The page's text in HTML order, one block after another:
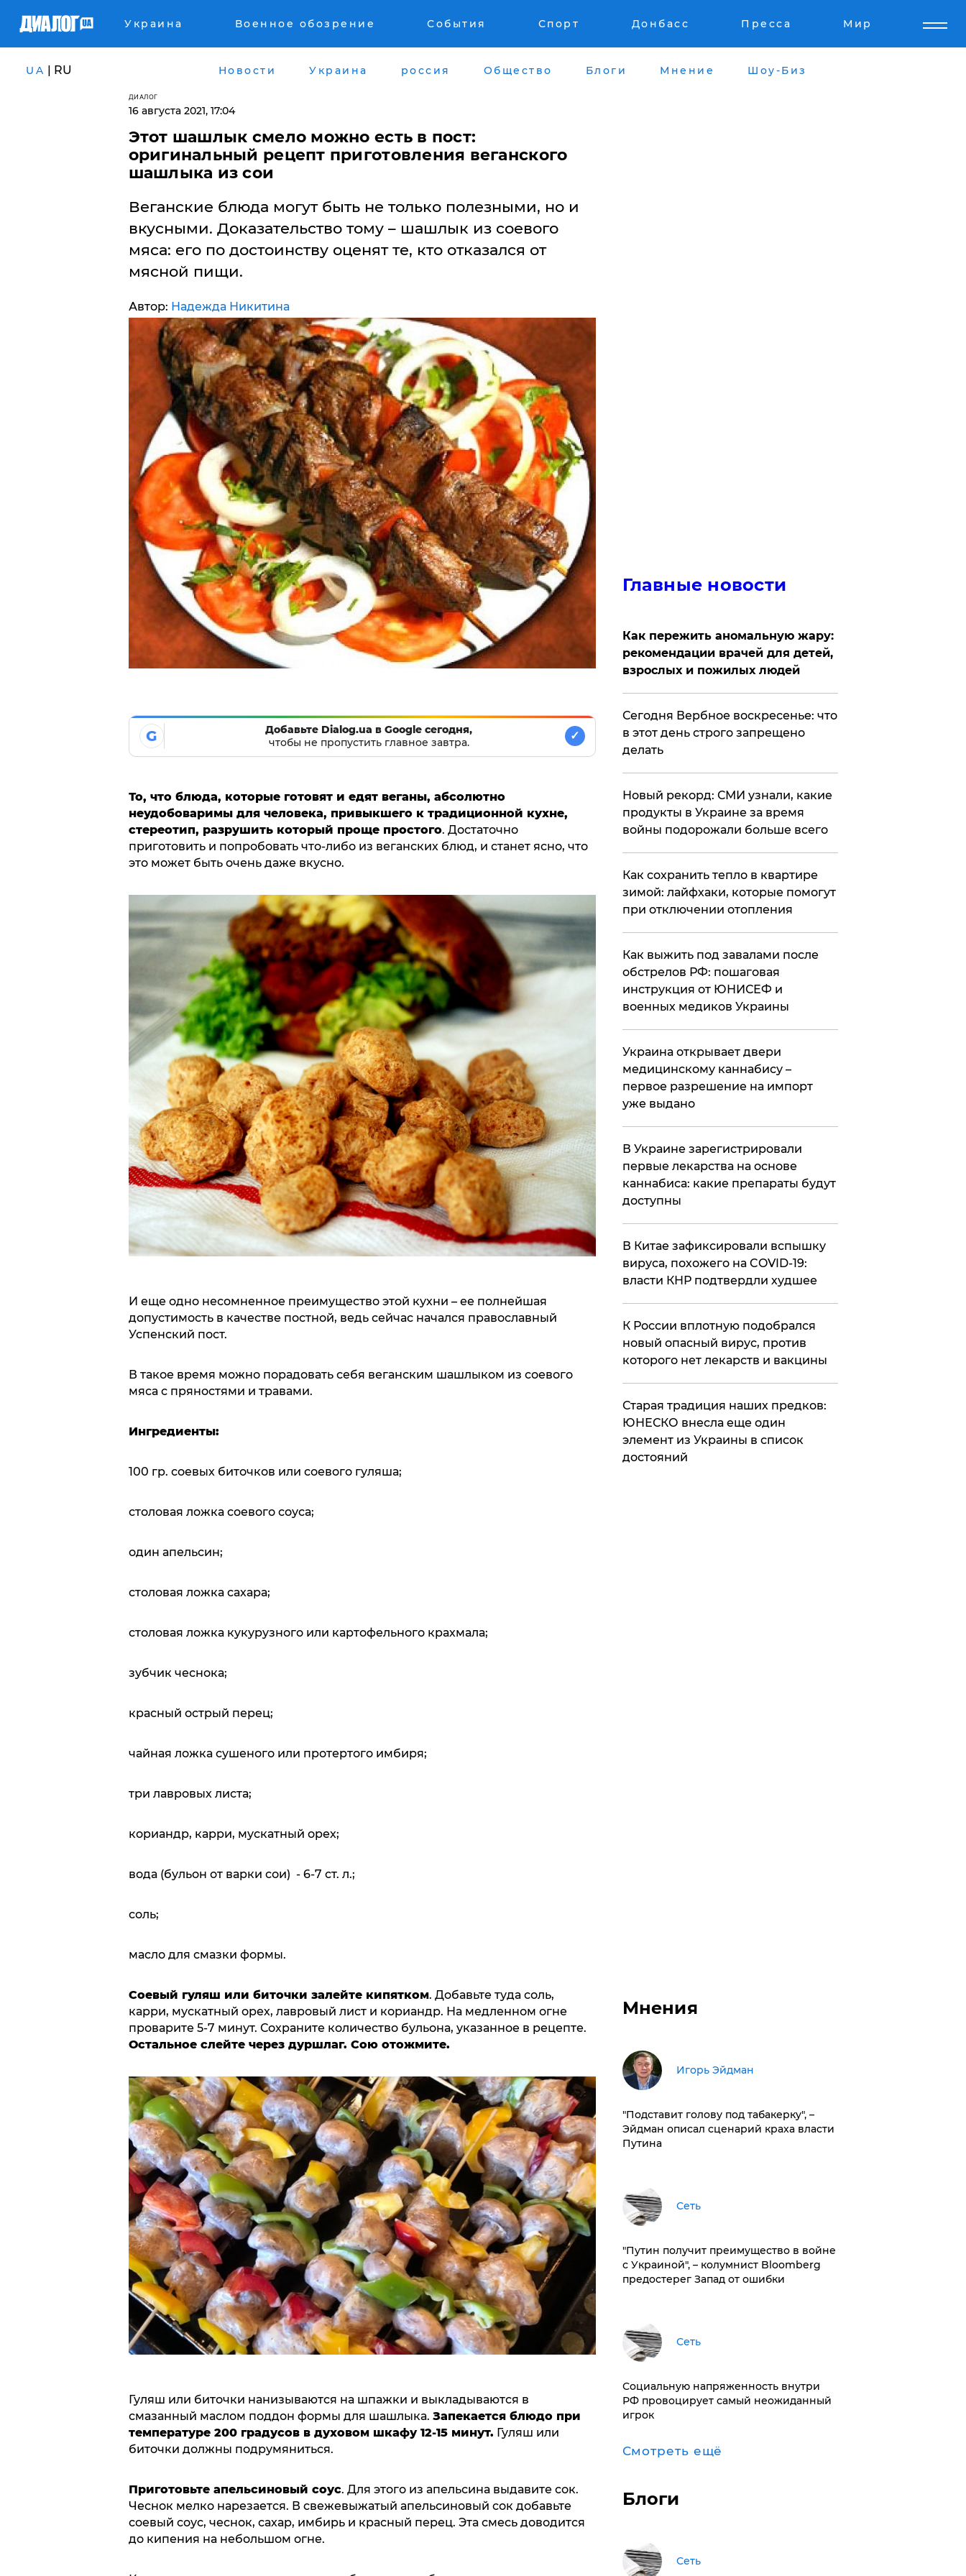
Украина Военное обозрение События Спорт Донбасс Пресса Мир
UA | RU Новости Украина россия Общество Блоги Мнение Шоу-Биз
ДИАЛОГ
16 августа 2021, 17:04
Этот шашлык смело можно есть в пост:
оригинальный рецепт приготовления веганского
шашлыка из сои
Веганские блюда могут быть не только полезными, но и
вкусными. Доказательство тому – шашлык из соевого
мяса: его по достоинству оценят те, кто отказался от
мясной пищи.
Автор: Надежда Никитина
G
Добавьте Dialog.ua в Google сегодня,
чтобы не пропустить главное завтра.
✓
То, что блюда, которые готовят и едят веганы, абсолютно
неудобоваримы для человека, привыкшего к традиционной кухне,
стереотип, разрушить который проще простого. Достаточно
приготовить и попробовать что-либо из веганских блюд, и станет ясно, что
это может быть очень даже вкусно.
И еще одно несомненное преимущество этой кухни – ее полнейшая
допустимость в качестве постной, ведь сейчас начался православный
Успенский пост.
В такое время можно порадовать себя веганским шашлыком из соевого
мяса с пряностями и травами.
Ингредиенты:
100 гр. соевых биточков или соевого гуляша;
столовая ложка соевого соуса;
один апельсин;
столовая ложка сахара;
столовая ложка кукурузного или картофельного крахмала;
зубчик чеснока;
красный острый перец;
чайная ложка сушеного или протертого имбиря;
три лавровых листа;
кориандр, карри, мускатный орех;
вода (бульон от варки сои) - 6-7 ст. л.;
соль;
масло для смазки формы.
Соевый гуляш или биточки залейте кипятком. Добавьте туда соль,
карри, мускатный орех, лавровый лист и кориандр. На медленном огне
проварите 5-7 минут. Сохраните количество бульона, указанное в рецепте.
Остальное слейте через дуршлаг. Сою отожмите.
Гуляш или биточки нанизываются на шпажки и выкладываются в
смазанный маслом поддон формы для шашлыка. Запекается блюдо при
температуре 200 градусов в духовом шкафу 12-15 минут. Гуляш или
биточки должны подрумяниться.
Приготовьте апельсиновый соус. Для этого из апельсина выдавите сок.
Чеснок мелко нарезается. В свежевыжатый апельсиновый сок добавьте
соевый соус, чеснок, сахар, имбирь и красный перец. Эта смесь доводится
до кипения на небольшом огне.
Главные новости
Как пережить аномальную жару:
рекомендации врачей для детей,
взрослых и пожилых людей
​Сегодня Вербное воскресенье: что
в этот день строго запрещено
делать
Новый рекорд: СМИ узнали, какие
продукты в Украине за время
войны подорожали больше всего
​Как сохранить тепло в квартире
зимой: лайфхаки, которые помогут
при отключении отопления
Как выжить под завалами после
обстрелов РФ: пошаговая
инструкция от ЮНИСЕФ и
военных медиков Украины
Украина открывает двери
медицинскому каннабису –
первое разрешение на импорт
уже выдано
В Украине зарегистрировали
первые лекарства на основе
каннабиса: какие препараты будут
доступны
В Китае зафиксировали вспышку
вируса, похожего на COVID-19:
власти КНР подтвердли худшее
К России вплотную подобрался
новый опасный вирус, против
которого нет лекарств и вакцины
​Старая традиция наших предков:
ЮНЕСКО внесла еще один
элемент из Украины в список
достояний
Мнения
Игорь Эйдман
​"Подставит голову под табакерку", –
Эйдман описал сценарий краха власти
Путина
Сеть
"Путин получит преимущество в войне
с Украиной", – колумнист Bloomberg
предостерег Запад от ошибки
Сеть
Социальную напряженность внутри
РФ провоцирует самый неожиданный
игрок
Смотреть ещё
Блоги
Сеть